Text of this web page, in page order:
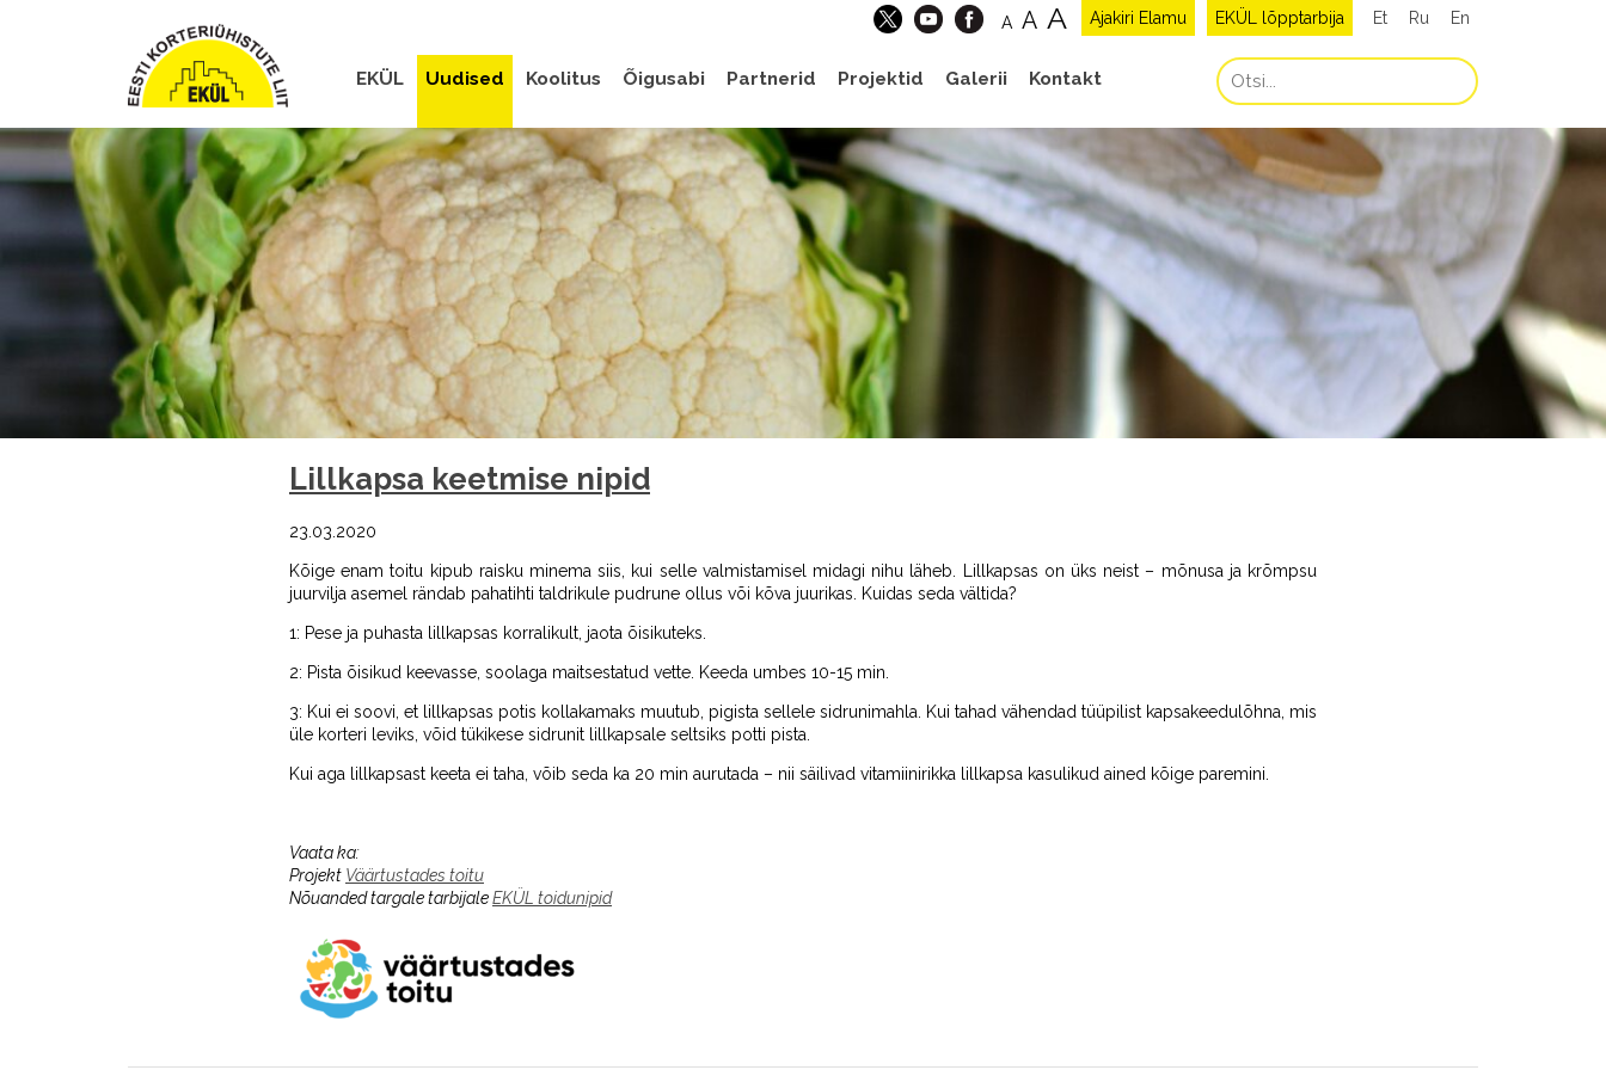
Et Ru En
EKÜL lõpptarbija
Ajakiri Elamu
A A A
EKÜL Uudised Koolitus Õigusabi Partnerid Projektid Galerii Kontakt
Lillkapsa keetmise nipid
23.03.2020
Kõige enam toitu kipub raisku minema siis, kui selle valmistamisel midagi nihu läheb. Lillkapsas on üks neist – mõnusa ja krõmpsu
juurvilja asemel rändab pahatihti taldrikule pudrune ollus või kõva juurikas. Kuidas seda vältida?
1: Pese ja puhasta lillkapsas korralikult, jaota õisikuteks.
2: Pista õisikud keevasse, soolaga maitsestatud vette. Keeda umbes 10-15 min.
3: Kui ei soovi, et lillkapsas potis kollakamaks muutub, pigista sellele sidrunimahla. Kui tahad vähendad tüüpilist kapsakeedulõhna, mis
üle korteri leviks, võid tükikese sidrunit lillkapsale seltsiks potti pista.
Kui aga lillkapsast keeta ei taha, võib seda ka 20 min aurutada – nii säilivad vitamiinirikka lillkapsa kasulikud ained kõige paremini.
Vaata ka:
Projekt Väärtustades toitu
Nõuanded targale tarbijaleEKÜL toidunipid